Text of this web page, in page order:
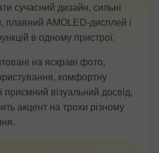
сучасний дизайн, сильні
плавний AMOLED-дисплей і
в одному пристрої.
на яскраві фото,
комфортну
приємний візуальний досвід,
акцент на трохи різному